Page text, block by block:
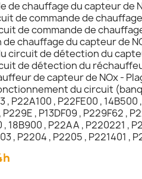
de chauffage du capteur de
de commande de
de commande de
chauffage du capteur de
circuit de détection du
de détection du
de capteur de NOx -
du circuit
, P22A100 , P22FE00 ,
P229E , P13DF09 , P229F62 ,
18B900 , P22AA , P220221 ,
, P2204 , P2205 , P221401 ,